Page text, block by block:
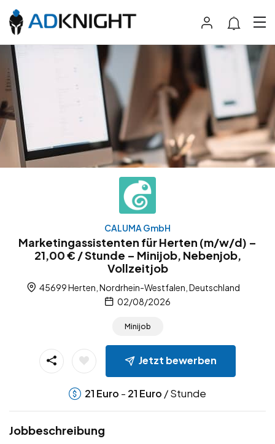
CALUMA GmbH
Marketingassistenten für Herten (m/w/d) –
21,00 € / Stunde – Minijob, Nebenjob,
Vollzeitjob
45699 Herten, Nordrhein-Westfalen, Deutschland
02/08/2026
Minijob
Jetzt bewerben
21 Euro - 21 Euro / Stunde
Jobbeschreibung